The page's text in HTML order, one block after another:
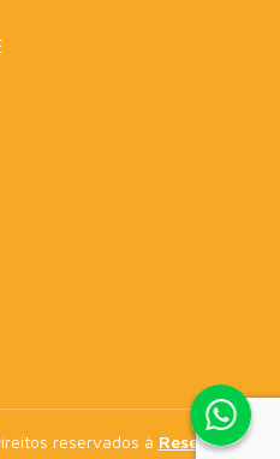
reservados à Reserva Boa